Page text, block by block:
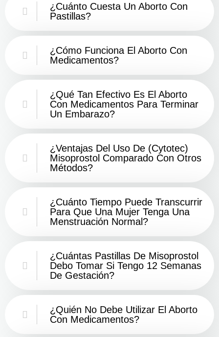
¿Cuánto Cuesta Un Aborto Con
Pastillas?
¿Cómo Funciona El Aborto Con
Medicamentos?
¿Qué Tan Efectivo Es El Aborto
Con Medicamentos Para Terminar
Un Embarazo?
¿Ventajas Del Uso De (Cytotec)
Misoprostol Comparado Con Otros
Métodos?
¿Cuánto Tiempo Puede Transcurrir
Para Que Una Mujer Tenga Una
Menstruación Normal?
¿Cuántas Pastillas De Misoprostol
Debo Tomar Si Tengo 12 Semanas
De Gestación?
¿Quién No Debe Utilizar El Aborto
Con Medicamentos?